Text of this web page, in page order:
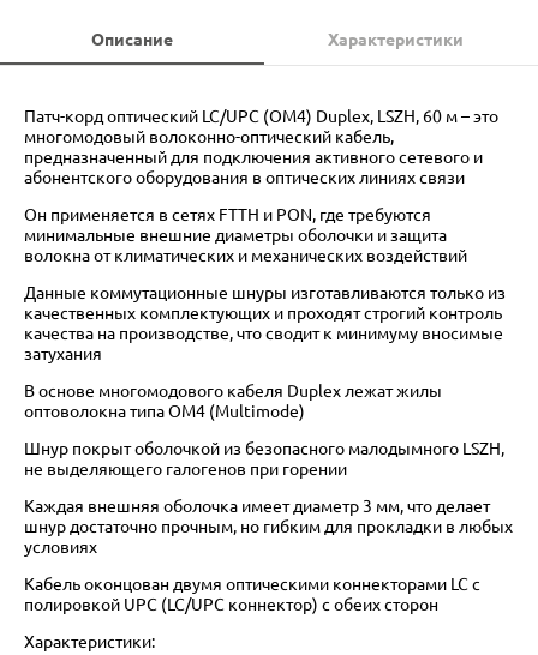
Описание Характеристики
Патч-корд оптический LC/UPC (OM4) Duplex, LSZH, 60 м – это
многомодовый волоконно-оптический кабель,
предназначенный для подключения активного сетевого и
абонентского оборудования в оптических линиях связи
Он применяется в сетях FTTH и PON, где требуются
минимальные внешние диаметры оболочки и защита
волокна от климатических и механических воздействий
Данные коммутационные шнуры изготавливаются только из
качественных комплектующих и проходят строгий контроль
качества на производстве, что сводит к минимуму вносимые
затухания
В основе многомодового кабеля Duplex лежат жилы
оптоволокна типа OM4 (Multimode)
Шнур покрыт оболочкой из безопасного малодымного LSZH,
не выделяющего галогенов при горении
Каждая внешняя оболочка имеет диаметр 3 мм, что делает
шнур достаточно прочным, но гибким для прокладки в любых
условиях
Кабель оконцован двумя оптическими коннекторами LC с
полировкой UPC (LC/UPC коннектор) с обеих сторон
Характеристики: